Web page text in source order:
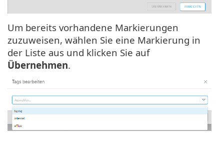
Um bereits vorhandene Markierungen
zuzuweisen, wählen Sie eine Markierung in
der Liste aus und klicken Sie auf
Übernehmen.